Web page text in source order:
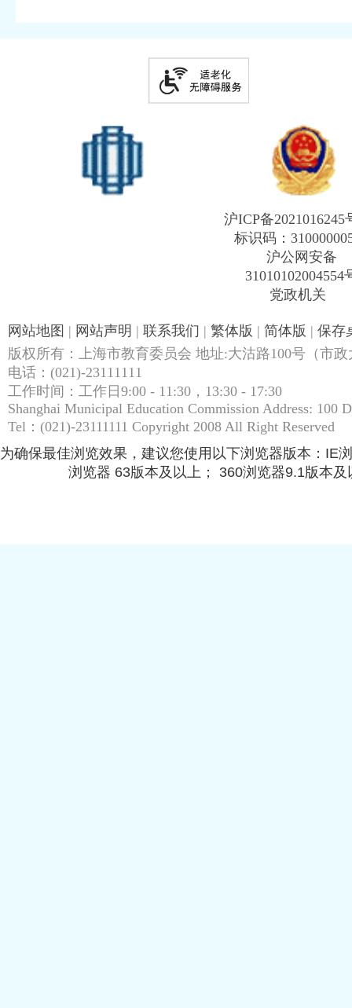
沪ICP备2021016245
标识码：
沪公网安备
31010102004554
党政机关
网站地图 | 网站声明 | 联系我们 | 繁体版 | 简体版 | 保存
版权所有：上海市教育委员会 地址:大沽路100号（市
电话：(021)-23111111
工作时间：工作日9:00 - 11:30，13:30 - 17:30
Shanghai Municipal Education Commission Address: 100
Tel：(021)-23111111 Copyright 2008 All Right Reserved
为确保最佳浏览效果，建议您使用以下浏览器版本：IE
浏览器 63版本及以上； 360浏览器9.1版本